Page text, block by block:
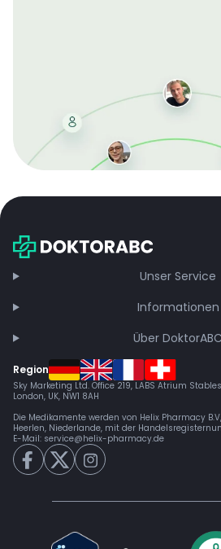
bei jeder Bestellung, erhalten
Unser Service
Informationen
Über DoktorABC
Region
Sky Marketing Ltd. Office 219, LABS Atrium
London, UK, NW1 8AH
Die Medikamente werden von Helix Pharmacy
Heerlen, Niederlande, mit der
E-Mail: service@helix-pharmacy.de